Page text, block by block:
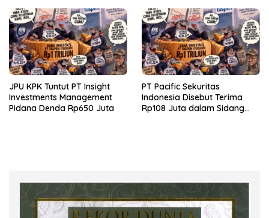
JPU KPK Tuntut PT Insight
Investments Management
Pidana Denda Rp650 Juta
PT Pacific Sekuritas
Indonesia Disebut Terima
Rp108 Juta dalam Sidang